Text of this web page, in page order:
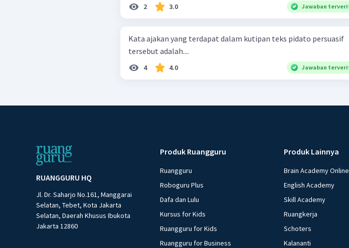
2 3.0 Jawaban
Kata ajakan yang terdapat dalam kutipan teks pidato persuasif
tersebut adalah....
4 4.0 Jawaban
RUANGGURU HQ
Jl. Dr. Saharjo No.161, Manggarai
Selatan, Tebet, Kota Jakarta
Selatan, Daerah Khusus Ibukota
Jakarta 12860
Produk Ruangguru
Ruangguru
Roboguru Plus
Dafa dan Lulu
Kursus for Kids
Ruangguru for Kids
Ruangguru for Business
Produk Lainnya
Brain Academy Online
English Academy
Skill Academy
Ruangkerja
Schoters
Kalananti